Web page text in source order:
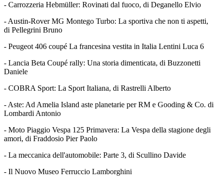
- Carrozzeria Hebmüller: Rovinati dal fuoco, di Deganello Elvio
- Austin-Rover MG Montego Turbo: La sportiva che non ti aspetti,
di Pellegrini Bruno
- Peugeot 406 coupé La francesina vestita in Italia Lentini Luca 6
- Lancia Beta Coupé rally: Una storia dimenticata, di Buzzonetti
Daniele
- COBRA Sport: La Sport Italiana, di Rastrelli Alberto
- Aste: Ad Amelia Island aste planetarie per RM e Gooding & Co. di
Lombardi Antonio
- Moto Piaggio Vespa 125 Primavera: La Vespa della stagione degli
amori, di Fraddosio Pier Paolo
- La meccanica dell'automobile: Parte 3, di Scullino Davide
- Il Nuovo Museo Ferruccio Lamborghini